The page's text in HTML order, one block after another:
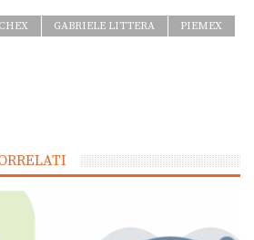
GABRIELE LITTERA PIEMEX